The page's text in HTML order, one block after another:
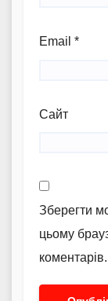
Email *
Сайт
Зберегти
цьому
коментарів.